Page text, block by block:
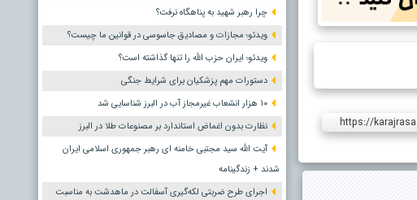
https://
چرا رهبر شهید به پناهگاه نرفت؟
ویدئو؛ مجازات و مصادیق جاسوسی در قوانین ما چیست؟
ویدئو؛ ایران حزب الله را تنها گذاشته است؟
دستورات مهم پزشکیان برای شرایط جنگی
۱۰ هزار انشعاب غیرمجاز آب در البرز شناسایی شد
نظارت بدون اغماض استاندارد بر مصنوعات طلا در البرز
آیت الله سید مجتبی خامنه ای رهبر جمهوری اسلامی ایران
شدند + زندگینامه
اجرای طرح ضربتی لکه‌گیری آسفالت در ماهدشت به مناسبت